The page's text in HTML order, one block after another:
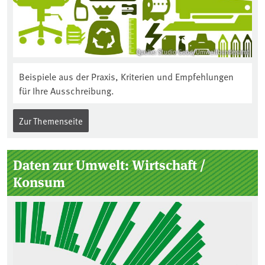
Quelle: Studio Good/Umweltbundesamt
Beispiele aus der Praxis, Kriterien und Empfehlungen
für Ihre Ausschreibung.
Zur Themenseite
Daten zur Umwelt: Wirtschaft /
Konsum